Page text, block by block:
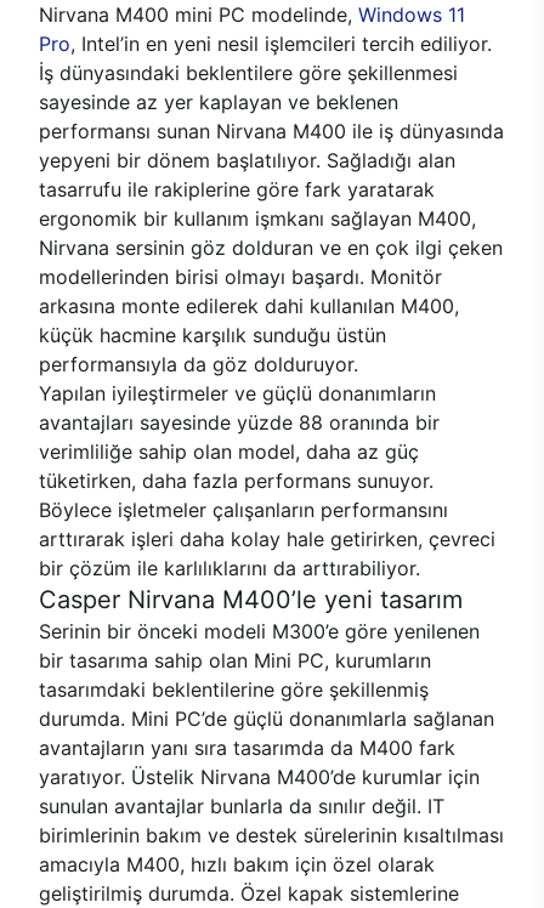
Nirvana M400 mini PC modelinde, Windows 11
Pro, Intel’in en yeni nesil işlemcileri tercih ediliyor.
İş dünyasındaki beklentilere göre şekillenmesi
sayesinde az yer kaplayan ve beklenen
performansı sunan Nirvana M400 ile iş dünyasında
yepyeni bir dönem başlatılıyor. Sağladığı alan
tasarrufu ile rakiplerine göre fark yaratarak
ergonomik bir kullanım işmkanı sağlayan M400,
Nirvana sersinin göz dolduran ve en çok ilgi çeken
modellerinden birisi olmayı başardı. Monitör
arkasına monte edilerek dahi kullanılan M400,
küçük hacmine karşılık sunduğu üstün
performansıyla da göz dolduruyor.
Yapılan iyileştirmeler ve güçlü donanımların
avantajları sayesinde yüzde 88 oranında bir
verimliliğe sahip olan model, daha az güç
tüketirken, daha fazla performans sunuyor.
Böylece işletmeler çalışanların performansını
arttırarak işleri daha kolay hale getirirken, çevreci
bir çözüm ile karlılıklarını da arttırabiliyor.
Casper Nirvana M400’le yeni tasarım
Serinin bir önceki modeli M300’e göre yenilenen
bir tasarıma sahip olan Mini PC, kurumların
tasarımdaki beklentilerine göre şekillenmiş
durumda. Mini PC’de güçlü donanımlarla sağlanan
avantajların yanı sıra tasarımda da M400 fark
yaratıyor. Üstelik Nirvana M400’de kurumlar için
sunulan avantajlar bunlarla da sınılır değil. IT
birimlerinin bakım ve destek sürelerinin kısaltılması
amacıyla M400, hızlı bakım için özel olarak
geliştirilmiş durumda. Özel kapak sistemlerine